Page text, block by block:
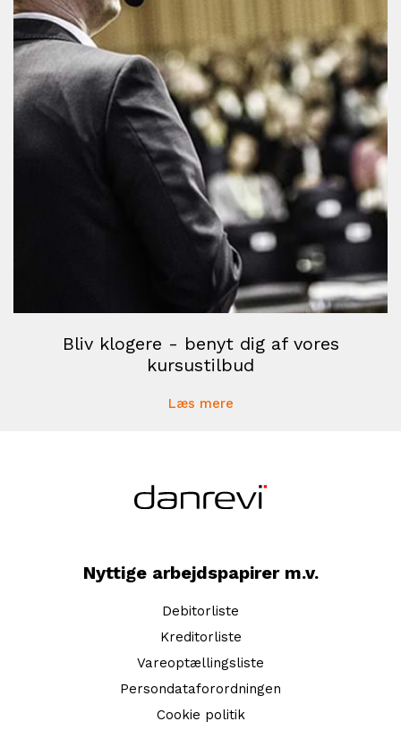
Bliv klogere - benyt dig af vores
kursustilbud
Læs mere
Nyttige arbejdspapirer m.v.
Debitorliste
Kreditorliste
Vareoptællingsliste
Persondataforordningen
Cookie politik